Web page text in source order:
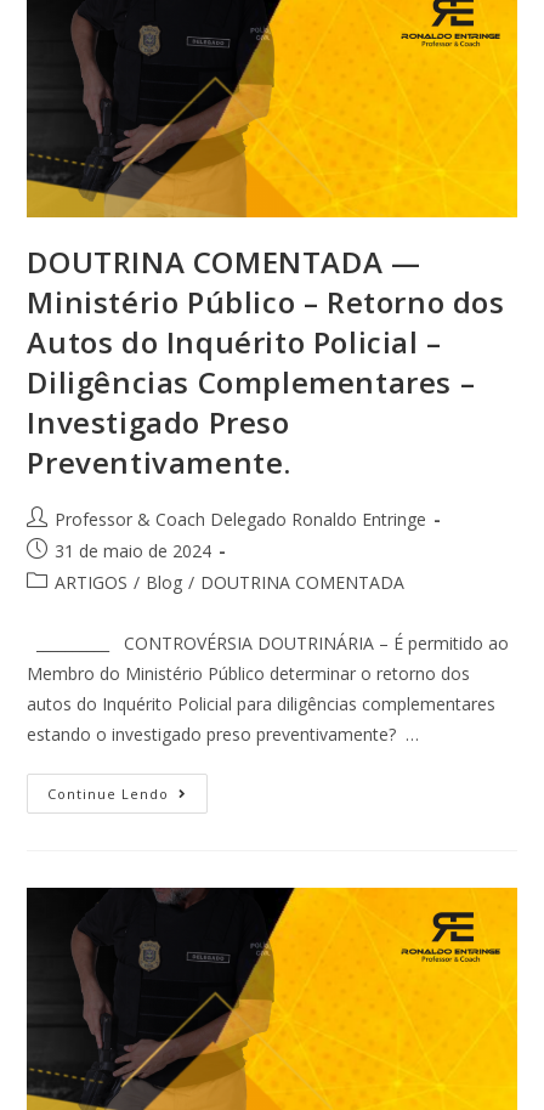
DOUTRINA COMENTADA —
Ministério Público – Retorno dos
Autos do Inquérito Policial –
Diligências Complementares –
Investigado Preso
Preventivamente.
Professor & Coach Delegado Ronaldo Entringe
31 de maio de 2024
ARTIGOS / Blog / DOUTRINA COMENTADA
__________ CONTROVÉRSIA DOUTRINÁRIA – É permitido ao
Membro do Ministério Público determinar o retorno dos
autos do Inquérito Policial para diligências complementares
estando o investigado preso preventivamente? …
Continue Lendo